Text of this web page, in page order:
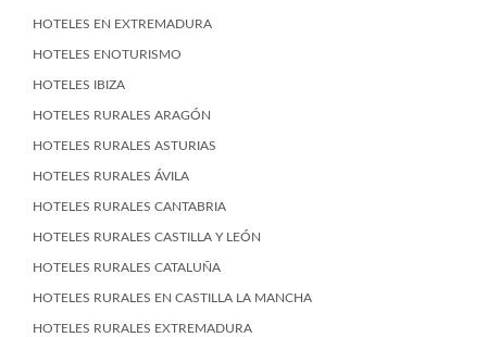
HOTELES EN EXTREMADURA
HOTELES ENOTURISMO
HOTELES IBIZA
HOTELES RURALES ARAGÓN
HOTELES RURALES ASTURIAS
HOTELES RURALES ÁVILA
HOTELES RURALES CANTABRIA
HOTELES RURALES CASTILLA Y LEÓN
HOTELES RURALES CATALUÑA
HOTELES RURALES EN CASTILLA LA MANCHA
HOTELES RURALES EXTREMADURA